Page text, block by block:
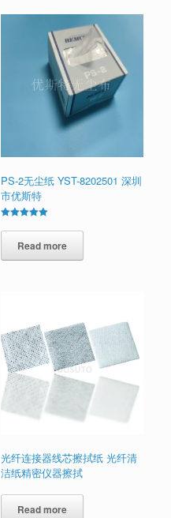
PS-2无尘纸 YST-8202501 深圳
市优斯特
5.00
out of 5Read more
光纤连接器线芯擦拭纸 光纤清
洁纸精密仪器擦拭
Read more